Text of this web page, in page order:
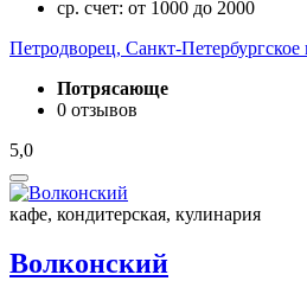
ср. счет: от 1000 до 2000
Петродворец, Санкт-
Потрясающе
0 отзывов
5,0
кафе, кондитерская, кулинария
Волконский